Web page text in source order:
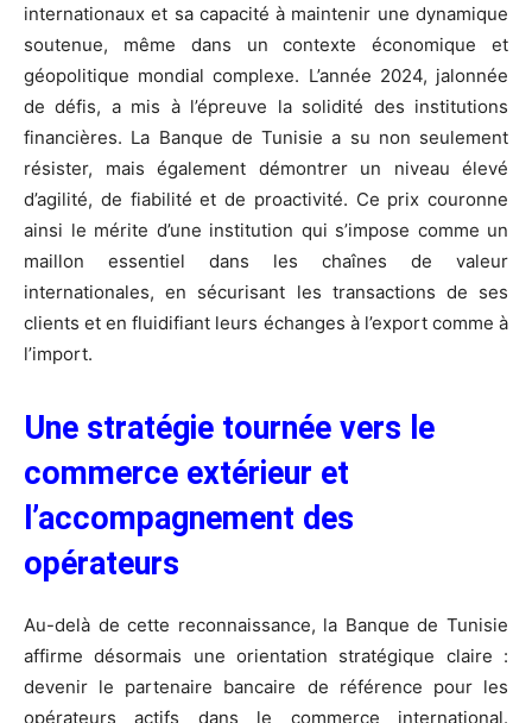
internationaux et sa capacité à maintenir une dynamique
soutenue, même dans un contexte économique et
géopolitique mondial complexe. L’année 2024, jalonnée
de défis, a mis à l’épreuve la solidité des institutions
financières. La Banque de Tunisie a su non seulement
résister, mais également démontrer un niveau élevé
d’agilité, de fiabilité et de proactivité. Ce prix couronne
ainsi le mérite d’une institution qui s’impose comme un
maillon essentiel dans les chaînes de valeur
internationales, en sécurisant les transactions de ses
clients et en fluidifiant leurs échanges à l’export comme à
l’import.
Une stratégie tournée vers le
commerce extérieur et
l’accompagnement des
opérateurs
Au-delà de cette reconnaissance, la Banque de Tunisie
affirme désormais une orientation stratégique claire :
devenir le partenaire bancaire de référence pour les
opérateurs actifs dans le commerce international.